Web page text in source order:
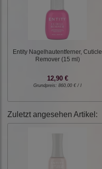
Entity Nagelhautentferner, Cuticle
Remover (15 ml)
12,90 €
Grundpreis: 860,00 € / l
Zuletzt angesehen Artikel: